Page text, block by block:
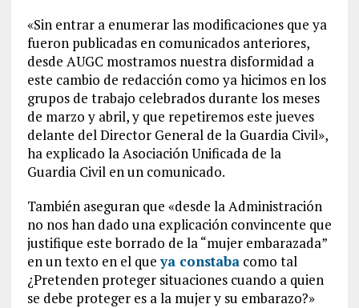
«Sin entrar a enumerar las modificaciones que ya
fueron publicadas en comunicados anteriores,
desde AUGC mostramos nuestra disformidad a
este cambio de redacción como ya hicimos en los
grupos de trabajo celebrados durante los meses
de marzo y abril, y que repetiremos este jueves
delante del Director General de la Guardia Civil»,
ha explicado la Asociación Unificada de la
Guardia Civil en un comunicado.
También aseguran que «desde la Administración
no nos han dado una explicación convincente que
justifique este borrado de la “mujer embarazada”
en un texto en el queya constabacomo tal
¿Pretenden proteger situaciones cuando a quien
se debe proteger es a la mujer y su embarazo?»